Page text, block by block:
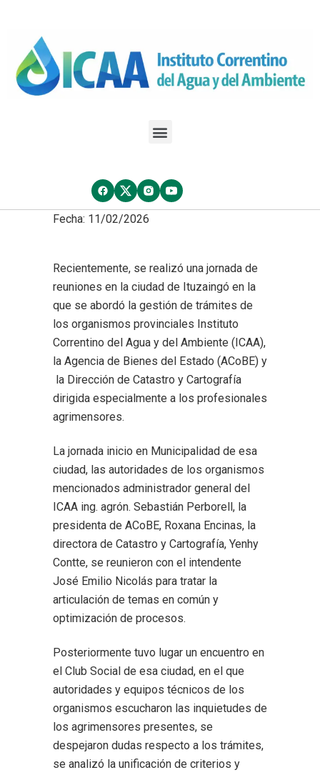
Fecha: 11/02/2026
Recientemente, se realizó una jornada de
reuniones en la ciudad de Ituzaingó en la
que se abordó la gestión de trámites de
los organismos provinciales Instituto
Correntino del Agua y del Ambiente (ICAA),
la Agencia de Bienes del Estado (ACoBE) y
la Dirección de Catastro y Cartografía
dirigida especialmente a los profesionales
agrimensores.
La jornada inicio en Municipalidad de esa
ciudad, las autoridades de los organismos
mencionados administrador general del
ICAA ing. agrón. Sebastián Perborell, la
presidenta de ACoBE, Roxana Encinas, la
directora de Catastro y Cartografía, Yenhy
Contte, se reunieron con el intendente
José Emilio Nicolás para tratar la
articulación de temas en común y
optimización de procesos.
Posteriormente tuvo lugar un encuentro en
el Club Social de esa ciudad, en el que
autoridades y equipos técnicos de los
organismos escucharon las inquietudes de
los agrimensores presentes, se
despejaron dudas respecto a los trámites,
se analizó la unificación de criterios y